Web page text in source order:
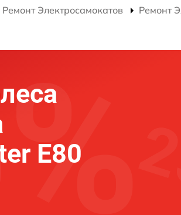
Ремонт Электросамокатов
Ремонт
E80